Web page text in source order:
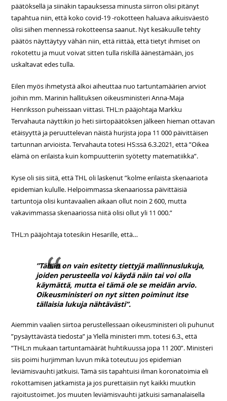
päätöksellä ja siinäkin tapauksessa minusta siirron olisi pitänyt
tapahtua niin, että koko covid-19 -rokotteen haluava aikuisväestö
olisi siihen mennessä rokotteensa saanut. Nyt kesäkuulle tehty
päätös näyttäytyy vähän niin, että riittää, että tietyt ihmiset on
rokotettu ja muut voivat sitten tulla riskillä äänestämään, jos
uskaltavat edes tulla.
Eilen myös ihmetystä alkoi aiheuttaa nuo tartuntamäärien arviot
joihin mm. Marinin hallituksen oikeusministeri Anna-Maja
Henriksson puheissaan viittasi. THL:n pääjohtaja Markku
Tervahauta näyttikin jo heti siirtopäätöksen jälkeen hieman ottavan
etäisyyttä ja peruuttelevan näistä hurjista jopa 11 000 päivittäisen
tartunnan arvioista. Tervahauta totesi HS:ssä 6.3.2021, että ”Oikea
elämä on erilaista kuin kompuutteriin syötetty matematiikka”.
Kyse oli siis siitä, että THL oli laskenut ”kolme erilaista skenaariota
epidemian kululle. Helpoimmassa skenaariossa päivittäisiä
tartuntoja olisi kuntavaalien aikaan ollut noin 2 600, mutta
vakavimmassa skenaariossa niitä olisi ollut yli 11 000.”
THL:n pääjohtaja totesikin Hesarille, että…
”Tähän on vain esitetty tiettyjä mallinnuslukuja,
joiden perusteella voi käydä näin tai voi olla
käymättä, mutta ei tämä ole se meidän arvio.
Oikeusministeri on nyt sitten poiminut itse
tällaisia lukuja nähtävästi”.
Aiemmin vaalien siirtoa perustellessaan oikeusministeri oli puhunut
”pysäyttävästä tiedosta” ja Ylellä ministeri mm. totesi 6.3., että
”THL:n mukaan tartuntamäärät huhtikuussa jopa 11 200”. Ministeri
siis poimi hurjimman luvun mikä toteutuu jos epidemian
leviämisvauhti jatkuisi. Tämä siis tapahtuisi ilman koronatoimia eli
rokottamisen jatkamista ja jos purettaisiin nyt kaikki muutkin
rajoitustoimet. Jos muuten leviämisvauhti jatkuisi samanalaisella